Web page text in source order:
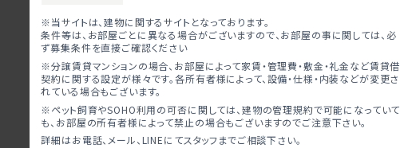
※当サイトは、建物に関するサイトとなっております。
条件等は、お部屋ごとに異なる場合がございますので、お部屋の事に関しては、必
ず募集条件を直接ご確認ください
※分譲賃貸マンションの場合、お部屋によって家賃・管理費・敷金・礼金など賃貸借
契約に関する設定が様々です。各所有者様によって、設備・仕様・内装などが変更さ
れている場合もございます。
※ペット飼育やSOHO利用の可否に関しては、建物の管理規約で可能になっていて
も、お部屋の所有者様によって禁止の場合もございますのでご注意下さい。
詳細はお電話、メール、LINEにてスタッフまでご相談下さい。